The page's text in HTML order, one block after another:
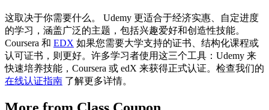
这取决于你需要什么。 Udemy 更适合于经济实惠、自定进度
的学习，涵盖广泛的主题，包括兴趣爱好和创造性技能。
Coursera 和 EDX 如果您需要大学支持的证书、结构化课程或
认可证书，则更好。许多学习者使用这三个工具：Udemy 来
快速培养技能，Coursera 或 edX 来获得正式认证。检查我们的
在线认证指南 了解更多详情。